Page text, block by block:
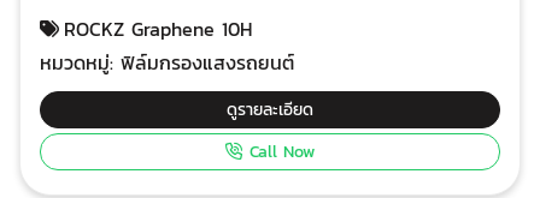
100% โปรแกรม 3 ปี รับเคลือบแก้วรถใหม่ป้ายแดงส่งมา
จากโชว์รูมรถ รับเคลือบแก้วรถมือสอง ฟื้นฟูสภาพสีรถให้
สวยเงาฉ่ำ ดูเป็นรถใหม่ เคลือบแก้วกราฟินด้วยผลิตภัณฑ์
ROCKZ Graphene ความแข็งระดับ 10H+ Hard Coat รุ่น
V2 Pro จาก USA. ให้ความเงาฉ่ำสูง ผิวเคลือบลื่นน้ำฝนไม่
ROCKZ Graphene 10H
หมวดหมู่:ฟิล์มกรองแสงรถยนต์
ดูรายละเอียด
Call Now